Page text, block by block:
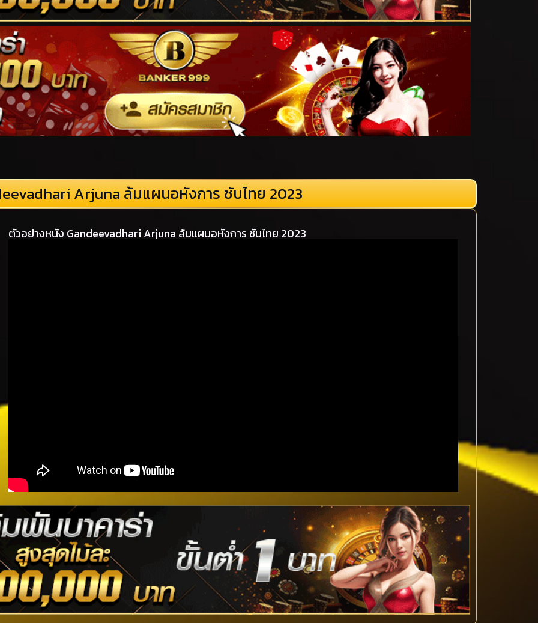
Arjuna ล้มแผนอหังการ ซับไทย 2023
ตัวอย่างหนัง Gandeevadhari Arjuna ล้มแผนอหังการ ซับไทย 2023